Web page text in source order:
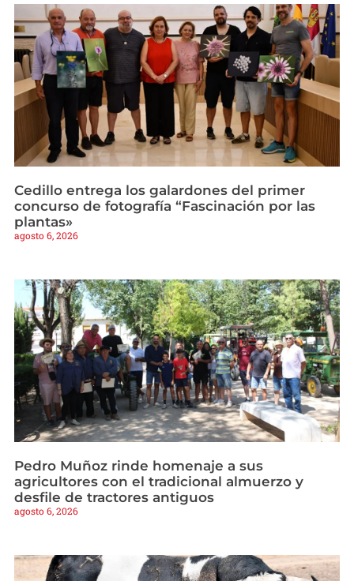
Cedillo entrega los galardones del primer
concurso de fotografía “Fascinación por las
plantas»
agosto 6, 2026
Pedro Muñoz rinde homenaje a sus
agricultores con el tradicional almuerzo y
desfile de tractores antiguos
agosto 6, 2026